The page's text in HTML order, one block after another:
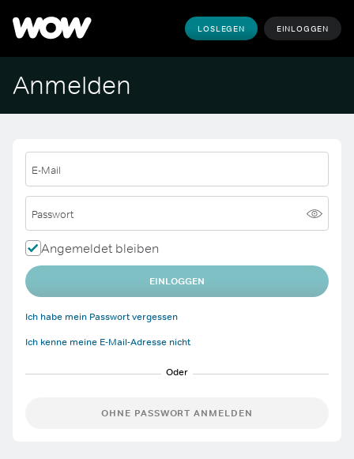
LOSLEGEN EINLOGGEN
Anmelden
E-Mail
Passwort
Angemeldet bleiben
EINLOGGEN
Ich habe mein Passwort vergessen
Ich kenne meine E-Mail-Adresse nicht
OHNE PASSWORT ANMELDEN